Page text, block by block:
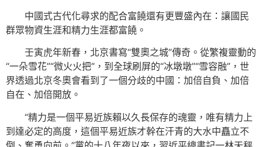
中國式古代化尋求的配合富饒還有更豐盛內在：讓國民
群眾物資生涯和精力生涯都富饒。
壬寅虎年新春，北京書寫“雙奧之城”傳奇。從繁複靈動的
“一朵雪花”“微火火把”，到全球刷屏的“冰墩墩”“雪容融”，世
界透過北京冬奧會看到了一個分歧的中國：加倍自負、加倍
自在、加倍開放。
“精力是一個平易近族賴以久長保存的魂靈，唯有精力上
到達必定的高度，這個平易近族才幹在汗青的大水中矗立不